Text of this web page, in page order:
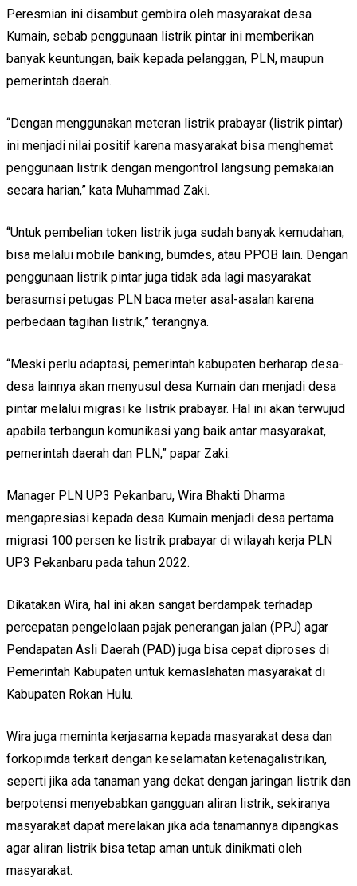
Peresmian ini disambut gembira oleh masyarakat desa
Kumain, sebab penggunaan listrik pintar ini memberikan
banyak keuntungan, baik kepada pelanggan, PLN, maupun
pemerintah daerah.
“Dengan menggunakan meteran listrik prabayar (listrik pintar)
ini menjadi nilai positif karena masyarakat bisa menghemat
penggunaan listrik dengan mengontrol langsung pemakaian
secara harian,” kata Muhammad Zaki.
“Untuk pembelian token listrik juga sudah banyak kemudahan,
bisa melalui mobile banking, bumdes, atau PPOB lain. Dengan
penggunaan listrik pintar juga tidak ada lagi masyarakat
berasumsi petugas PLN baca meter asal-asalan karena
perbedaan tagihan listrik,” terangnya.
“Meski perlu adaptasi, pemerintah kabupaten berharap desa-
desa lainnya akan menyusul desa Kumain dan menjadi desa
pintar melalui migrasi ke listrik prabayar. Hal ini akan terwujud
apabila terbangun komunikasi yang baik antar masyarakat,
pemerintah daerah dan PLN,” papar Zaki.
Manager PLN UP3 Pekanbaru, Wira Bhakti Dharma
mengapresiasi kepada desa Kumain menjadi desa pertama
migrasi 100 persen ke listrik prabayar di wilayah kerja PLN
UP3 Pekanbaru pada tahun 2022.
Dikatakan Wira, hal ini akan sangat berdampak terhadap
percepatan pengelolaan pajak penerangan jalan (PPJ) agar
Pendapatan Asli Daerah (PAD) juga bisa cepat diproses di
Pemerintah Kabupaten untuk kemaslahatan masyarakat di
Kabupaten Rokan Hulu.
Wira juga meminta kerjasama kepada masyarakat desa dan
forkopimda terkait dengan keselamatan ketenagalistrikan,
seperti jika ada tanaman yang dekat dengan jaringan listrik dan
berpotensi menyebabkan gangguan aliran listrik, sekiranya
masyarakat dapat merelakan jika ada tanamannya dipangkas
agar aliran listrik bisa tetap aman untuk dinikmati oleh
masyarakat.